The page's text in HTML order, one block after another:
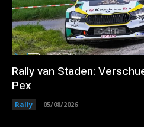
Rally van Staden:
Pex
Rally 05/08/2026